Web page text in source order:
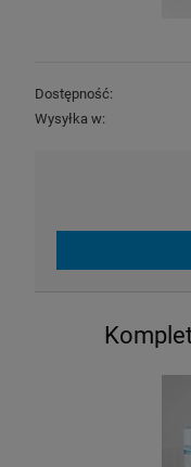
Dostępność:
Wysyłka w: